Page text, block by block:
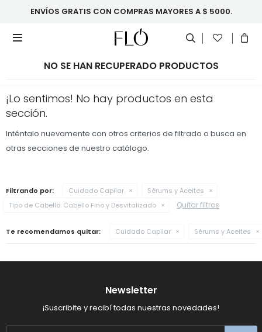
ENVÍOS GRATIS CON COMPRAS MAYORES A $ 5000.

NO SE HAN RECUPERADO PRODUCTOS
¡Lo sentimos! No hay productos en esta
sección.
Inténtalo nuevamente con otros criterios de filtrado o busca en
otras secciones de nuestro catálogo.
Filtrando por: Cuidado Capilar
Sérums y Aceites
Tipo de Cabello: Cabello Fino y Desvitalizado Quitar filtros
Te recomendamos quitar: Cuidado Capilar Sérums y Aceites
Newsletter
¡Suscribite y recibí todas nuestras novedades!